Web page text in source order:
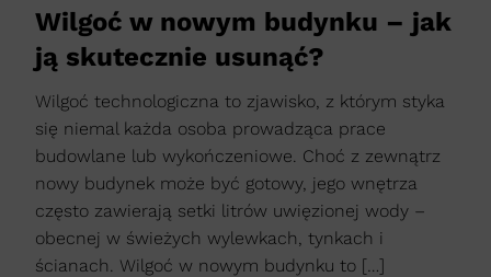
Wilgoć w nowym budynku – jak
ją skutecznie usunąć?
Wilgoć technologiczna to zjawisko, z którym styka
się niemal każda osoba prowadząca prace
budowlane lub wykończeniowe. Choć z zewnątrz
nowy budynek może być gotowy, jego wnętrza
często zawierają setki litrów uwięzionej wody –
obecnej w świeżych wylewkach, tynkach i
ścianach. Wilgoć w nowym budynku to […]